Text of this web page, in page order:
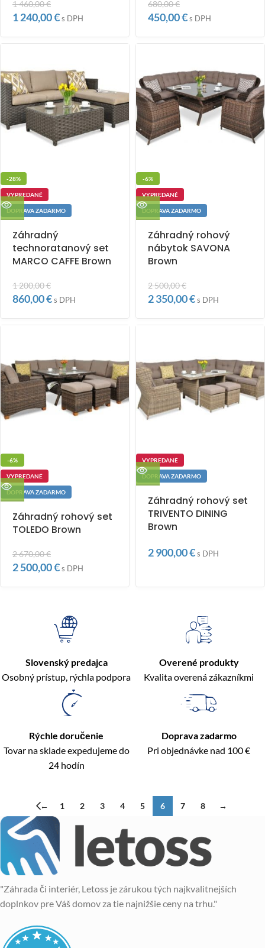
1 460,00€
1 240,00€s DPH
680,00€
450,00€s DPH
-28%
VYPREDANÉ
DOPRAVA ZADARMO
Záhradný
technoratanový set
MARCO CAFFE Brown
1 200,00€
860,00€s DPH
-6%
VYPREDANÉ
DOPRAVA ZADARMO
Záhradný rohový
nábytok SAVONA
Brown
2 500,00€
2 350,00€s DPH
-6%
VYPREDANÉ
DOPRAVA ZADARMO
Záhradný rohový set
TOLEDO Brown
2 670,00€
2 500,00€s DPH
VYPREDANÉ
DOPRAVA ZADARMO
Záhradný rohový set
TRIVENTO DINING
Brown
2 900,00€s DPH
Slovenský predajca
Osobný prístup, rýchla podpora
Overené produkty
Kvalita overená zákazníkmi
Rýchle doručenie
Tovar na sklade expedujeme do
24 hodín
Doprava zadarmo
Pri objednávke nad 100 €
← 1 2 3 4 5 6 7 8 →
"Záhrada či interiér, Letoss je zárukou tých najkvalitnejších
doplnkov pre Váš domov za tie najnižšie ceny na trhu."